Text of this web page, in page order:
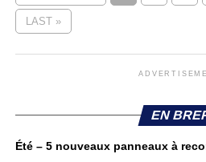
LAST »
EN
Été – 5 nouveaux panneaux à